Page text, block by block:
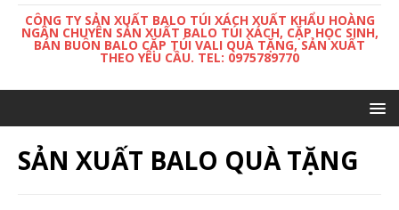
CÔNG TY SẢN XUẤT BALO TÚI XÁCH XUẤT KHẨU HOÀNG
NGÂN CHUYÊN SẢN XUẤT BALO TÚI XÁCH, CẶP HỌC SINH,
BÁN BUÔN BALO CẶP TÚI VALI QUÀ TẶNG, SẢN XUẤT
THEO YÊU CẦU. TEL: 0975789770
SẢN XUẤT BALO QUÀ TẶNG